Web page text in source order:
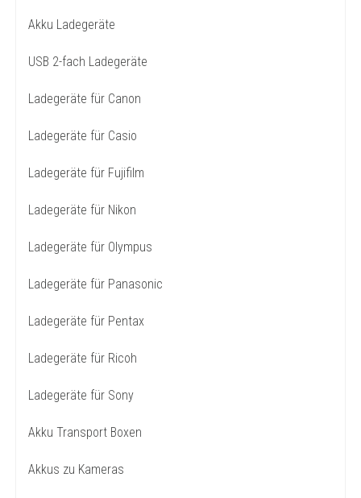
Akku Ladegeräte
USB 2-fach Ladegeräte
Ladegeräte für Canon
Ladegeräte für Casio
Ladegeräte für Fujifilm
Ladegeräte für Nikon
Ladegeräte für Olympus
Ladegeräte für Panasonic
Ladegeräte für Pentax
Ladegeräte für Ricoh
Ladegeräte für Sony
Akku Transport Boxen
Akkus zu Kameras